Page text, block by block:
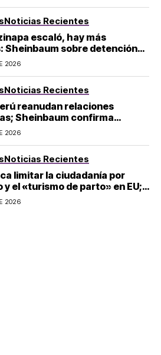
Noticias Recientes
escaló, hay más
Sheinbaum sobre detención
2026
Noticias Recientes
reanudan relaciones
Sheinbaum confirma
Chávez al país
2026
Noticias Recientes
limitar la ciudadanía por
el «turismo de parto» en EU;
2026